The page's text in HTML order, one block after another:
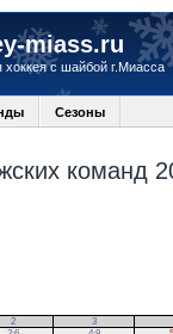
miass.ru
хоккея с шайбой г.Миасса
Сезоны
команд
2 3